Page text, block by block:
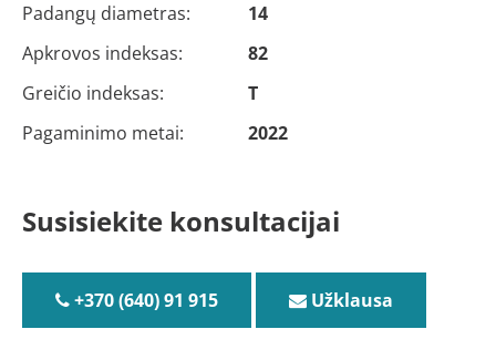
Padangų diametras:
14
Apkrovos indeksas:
82
Greičio indeksas:
T
Pagaminimo metai:
2022
Susisiekite konsultacijai
+370 (640) 91 915 Užklausa